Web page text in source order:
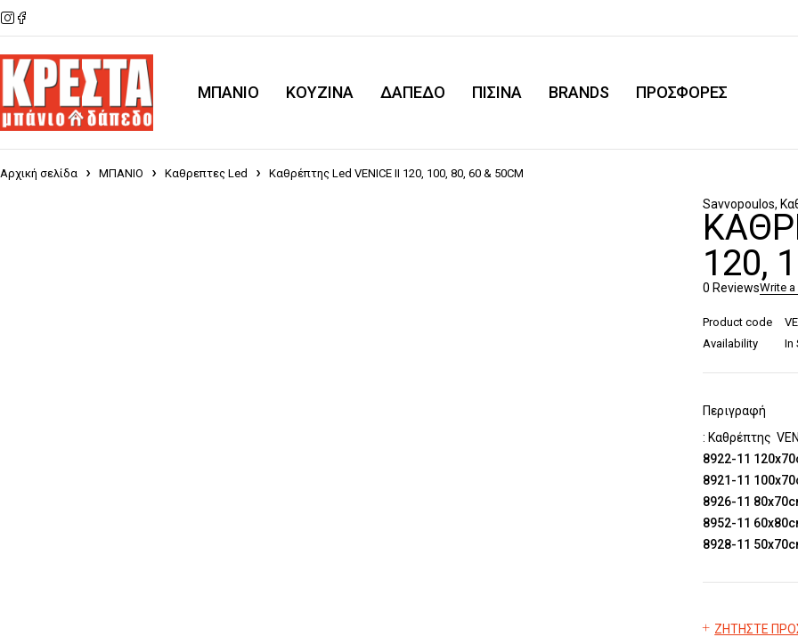
ΜΠΑΝΙΟ KOYZINA ΔΑΠΕΔΟ ΠΙΣΙΝΑ BRANDS ΠΡΟΣΦΟΡΕΣ
Αρχική σελίδα ΜΠΑΝΙΟ Καθρεπτες Led Καθρέπτης Led VENICE II 120, 100, 80, 60 & 50CM
Savvopoulos,
120,
0 ReviewsWrite
Product code
Availability
In
Περιγραφή
: Καθρέπτης
8922-11
8921-11
8926-11
8952-11
8928-11
ΖΗΤΗΣΤΕ